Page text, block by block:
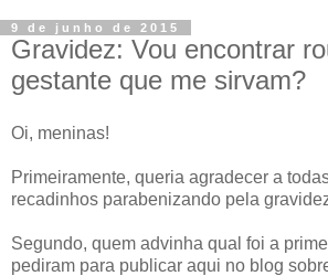
9 de junho de 2015
Gravidez: Vou encontrar
gestante que me sirvam?
Oi, meninas!
Primeiramente, queria agradecer a
recadinhos parabenizando pela
Segundo, quem advinha qual foi a
pediram para publicar aqui no blog